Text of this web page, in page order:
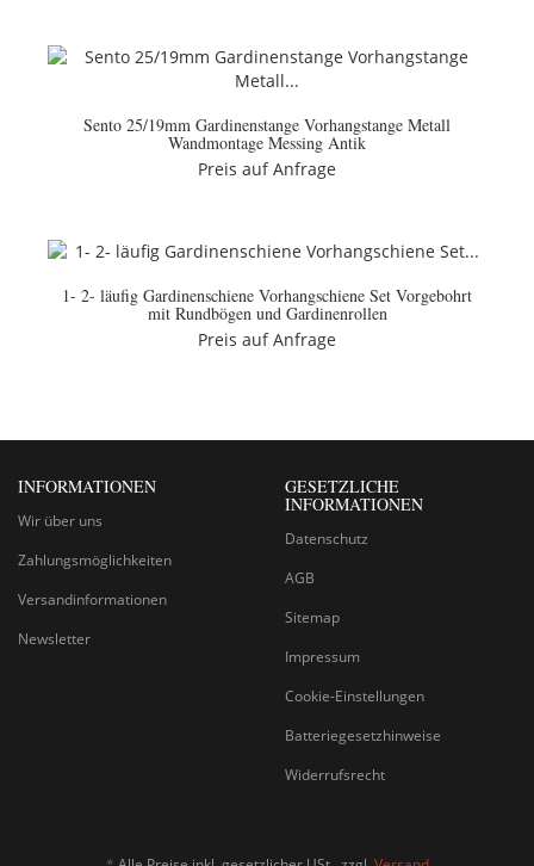
Sento 25/19mm Gardinenstange Vorhangstange Metall
Wandmontage Messing Antik
Preis auf Anfrage
1- 2- läufig Gardinenschiene Vorhangschiene Set Vorgebohrt
mit Rundbögen und Gardinenrollen
Preis auf Anfrage
INFORMATIONEN
Wir über uns
Zahlungsmöglichkeiten
Versandinformationen
Newsletter
GESETZLICHE
INFORMATIONEN
Datenschutz
AGB
Sitemap
Impressum
Cookie-Einstellungen
Batteriegesetzhinweise
Widerrufsrecht